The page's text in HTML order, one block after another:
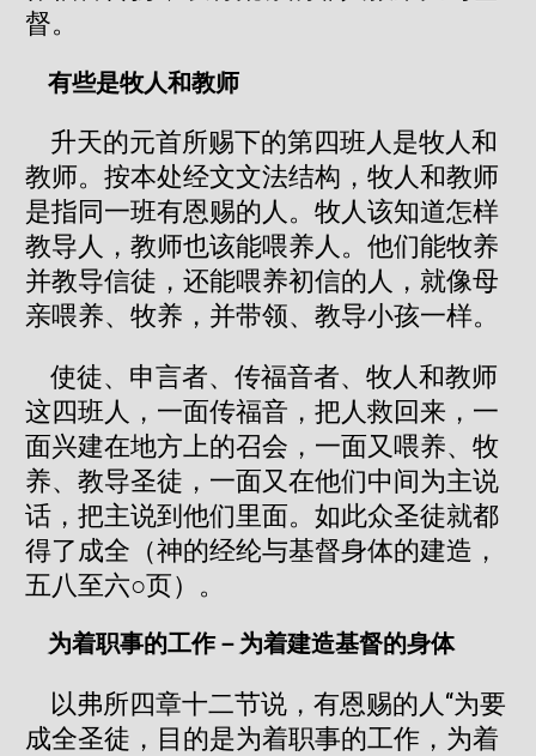
督。
有些是牧人和教师
升天的元首所赐下的第四班人是牧人和
教师。按本处经文文法结构，牧人和教师
是指同一班有恩赐的人。牧人该知道怎样
教导人，教师也该能喂养人。他们能牧养
并教导信徒，还能喂养初信的人，就像母
亲喂养、牧养，并带领、教导小孩一样。
使徒、申言者、传福音者、牧人和教师
这四班人，一面传福音，把人救回来，一
面兴建在地方上的召会，一面又喂养、牧
养、教导圣徒，一面又在他们中间为主说
话，把主说到他们里面。如此众圣徒就都
得了成全（神的经纶与基督身体的建造，
五八至六○页）。
为着职事的工作－为着建造基督的身体
以弗所四章十二节说，有恩赐的人“为要
成全圣徒，目的是为着职事的工作，为着